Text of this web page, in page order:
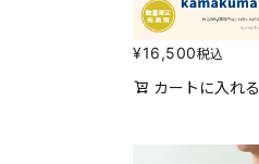
¥16,500税込
カートに入れる